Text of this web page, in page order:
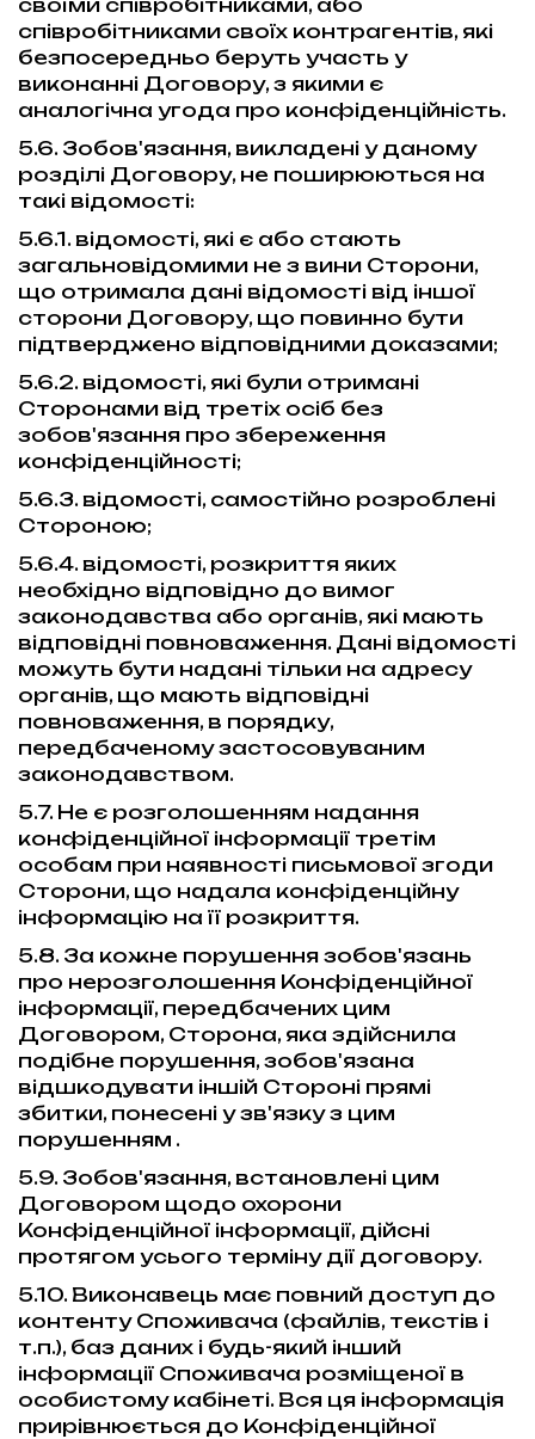
своїми співробітниками, або
співробітниками своїх контрагентів, які
безпосередньо беруть участь у
виконанні Договору, з якими є
аналогічна угода про конфіденційність.
5.6. Зобов'язання, викладені у даному
розділі Договору, не поширюються на
такі відомості:
5.6.1. відомості, які є або стають
загальновідомими не з вини Сторони,
що отримала дані відомості від іншої
сторони Договору, що повинно бути
підтверджено відповідними доказами;
5.6.2. відомості, які були отримані
Сторонами від третіх осіб без
зобов'язання про збереження
конфіденційності;
5.6.3. відомості, самостійно розроблені
Стороною;
5.6.4. відомості, розкриття яких
необхідно відповідно до вимог
законодавства або органів, які мають
відповідні повноваження. Дані відомості
можуть бути надані тільки на адресу
органів, що мають відповідні
повноваження, в порядку,
передбаченому застосовуваним
законодавством.
5.7. Не є розголошенням надання
конфіденційної інформації третім
особам при наявності письмової згоди
Сторони, що надала конфіденційну
інформацію на її розкриття.
5.8. За кожне порушення зобов'язань
про нерозголошення Конфіденційної
інформації, передбачених цим
Договором, Сторона, яка здійснила
подібне порушення, зобов'язана
відшкодувати іншій Стороні прямі
збитки, понесені у зв'язку з цим
порушенням .
5.9. Зобов'язання, встановлені цим
Договором щодо охорони
Конфіденційної інформації, дійсні
протягом усього терміну дії договору.
5.10. Виконавець має повний доступ до
контенту Споживача (файлів, текстів і
т.п.), баз даних і будь-який інший
інформації Споживача розміщеної в
особистому кабінеті. Вся ця інформація
прирівнюється до Конфіденційної